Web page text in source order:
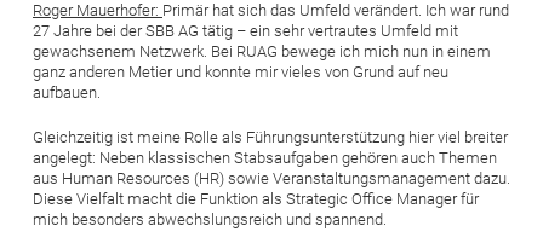
Roger Mauerhofer: Primär hat sich das Umfeld verändert. Ich war rund
27 Jahre bei der SBB AG tätig – ein sehr vertrautes Umfeld mit
gewachsenem Netzwerk. Bei RUAG bewege ich mich nun in einem
ganz anderen Metier und konnte mir vieles von Grund auf neu
aufbauen.
Gleichzeitig ist meine Rolle als Führungsunterstützung hier viel breiter
angelegt: Neben klassischen Stabsaufgaben gehören auch Themen
aus Human Resources (HR) sowie Veranstaltungsmanagement dazu.
Diese Vielfalt macht die Funktion als Strategic Office Manager für
mich besonders abwechslungsreich und spannend.